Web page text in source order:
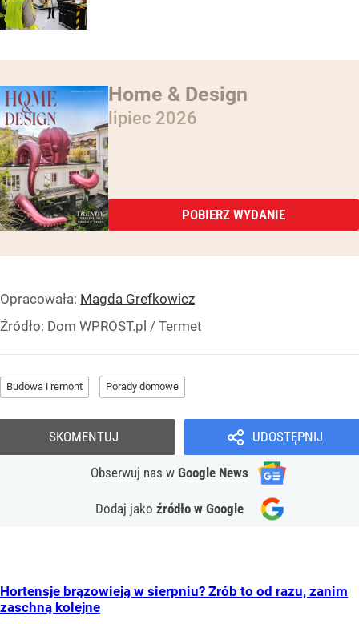
Home & Design
lipiec 2026
POBIERZ WYDANIE
Opracowała: Magda Grefkowicz
Źródło: Dom WPROST.pl / Termet
Budowa i remont Porady domowe
UDOSTĘPNIJ
Obserwuj nas w Google News
Dodaj jako źródło w Google
SKOMENTUJ
Hortensje brązowieją w sierpniu? Zrób to od razu, zanim
zaschną kolejne